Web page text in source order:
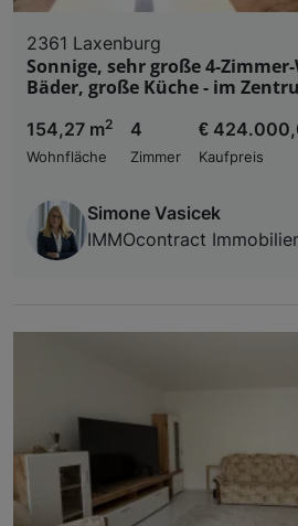
2361 Laxenburg
Sonnige, sehr große 4-
Bäder, große Küche - im
154,27 m2
Wohnfläche
4
Zimmer
€
Kaufpreis
Simone Vasicek
IMMOcontract